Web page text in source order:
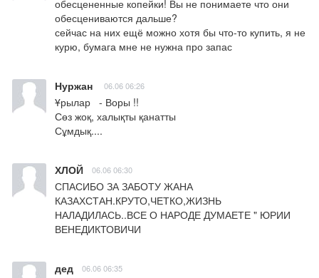
обесцененные копейки! Вы не понимаете что они
обесцениваются дальше?
сейчас на них ещё можно хотя бы что-то купить, я не
курю, бумага мне не нужна про запас
Нуржан 06.06 06:26
Ұрылар   - Воры !!
Сөз жоқ, халықты қанатты
Сұмдық....
ХЛОЙ 06.06 06:30
СПАСИБО ЗА ЗАБОТУ ЖАНА
КАЗАХСТАН.КРУТО,ЧЕТКО,ЖИЗНЬ
НАЛАДИЛАСЬ..ВСЕ О НАРОДЕ ДУМАЕТЕ " ЮРИИ
ВЕНЕДИКТОВИЧИ
дед 06.06 06:35